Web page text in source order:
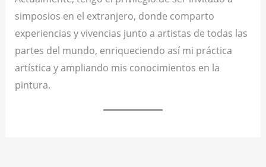
simposios en el extranjero, donde comparto
experiencias y vivencias junto a artistas de todas las
partes del mundo, enriqueciendo así mi práctica
artística y ampliando mis conocimientos en la
pintura.